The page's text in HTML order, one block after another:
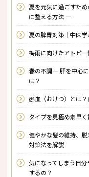
夏を元気に過ごすた
に整える方法 ―
夏の脾胃対策｜中医
梅雨に向けたアトピ
春の不調― 肝を中心
は？
瘀血（おけつ）とは？
タイプを見極め素早
健やかな髪の維持、
対策法を解説
気になってしまう自
するの？